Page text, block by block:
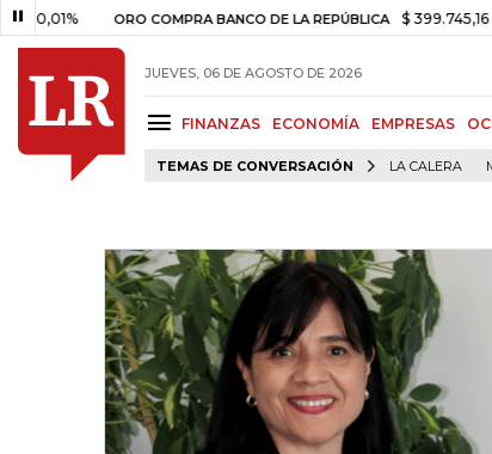
ORO COMPRA BANCO DE LA REPÚBLICA $ 399.745,16 +$
JUEVES, 06 DE AGOSTO DE 2026
FINANZAS ECONOMÍA EMPRESAS
TEMAS DE CONVERSACIÓN LA CALERA